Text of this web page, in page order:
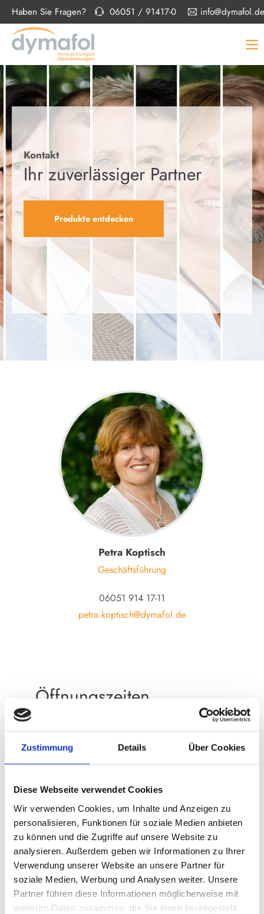
Zustimmung Details Über Cookies
Diese Webseite verwendet Cookies
Wir verwenden Cookies, um Inhalte und Anzeigen zu
personalisieren, Funktionen für soziale Medien anbieten
zu können und die Zugriffe auf unsere Website zu
analysieren. Außerdem geben wir Informationen zu Ihrer
Verwendung unserer Website an unsere Partner für
soziale Medien, Werbung und Analysen weiter. Unsere
Partner führen diese Informationen möglicherweise mit
weiteren Daten zusammen, die Sie ihnen bereitgestellt
Haben Sie Fragen? 06051 / 91417-0 info@dymafol.de
Kontakt
Ihr zuverlässiger Partner
Produkte entdecken
Petra Koptisch
Geschäftsführung
06051 914 17-11
petra.koptisch@dymafol.de
Öffnungszeiten
Samstag und Sonntag geschlossen
Schön, dass Sie mehr
über uns erfahren
möchten.
Vertrauen Sie unserem erfahrenen Berater-